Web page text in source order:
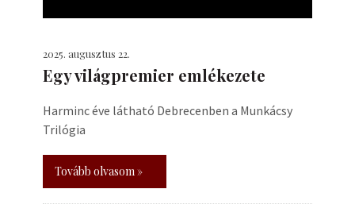
2025. augusztus 22.
Egy világpremier emlékezete
Harminc éve látható Debrecenben a Munkácsy
Trilógia
Tovább olvasom »